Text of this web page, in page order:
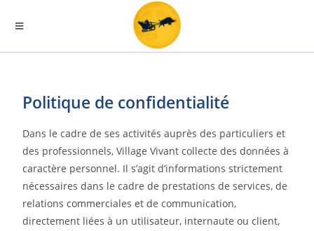
Politique de confidentialité
Dans le cadre de ses activités auprès des particuliers et
des professionnels, Village Vivant collecte des données à
caractère personnel. Il s’agit d’informations strictement
nécessaires dans le cadre de prestations de services, de
relations commerciales et de communication,
directement liées à un utilisateur, internaute ou client,